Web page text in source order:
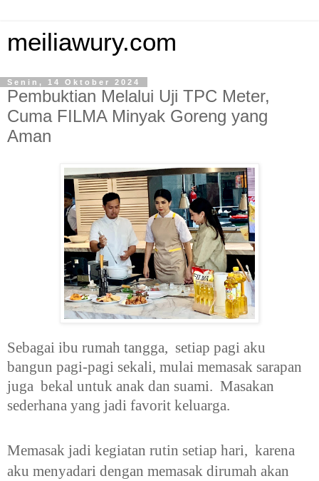
meiliawury.com
Senin, 14 Oktober 2024
Pembuktian Melalui Uji TPC Meter,
Cuma FILMA Minyak Goreng yang
Aman
Sebagai ibu rumah tangga, setiap pagi aku
bangun pagi-pagi sekali, mulai memasak sarapan
juga bekal untuk anak dan suami. Masakan
sederhana yang jadi favorit keluarga.
Memasak jadi kegiatan rutin setiap hari, karena
aku menyadari dengan memasak dirumah akan